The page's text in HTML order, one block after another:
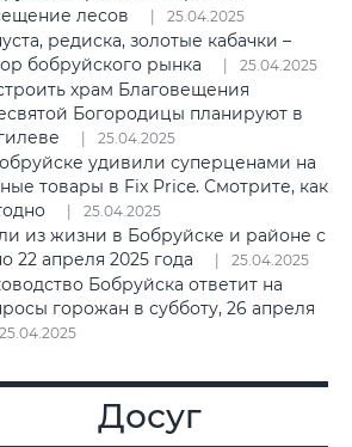
лесов
25.04.2025
редиска, золотые кабачки –
бобруйского рынка
25.04.2025
храм Благовещения
Богородицы планируют в
25.04.2025
удивили суперценами на
товары в Fix Price. Смотрите, как
25.04.2025
из жизни в Бобруйске и районе с
22 апреля 2025 года
25.04.2025
Бобруйска ответит на
горожан в субботу, 26 апреля
25.04.2025
Досуг